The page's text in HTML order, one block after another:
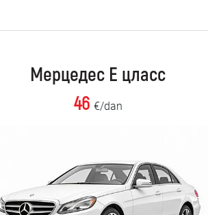
Мерцедес Е цласс
46 €/dan